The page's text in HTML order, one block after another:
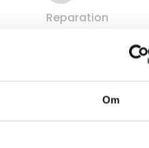
Om
Reparation